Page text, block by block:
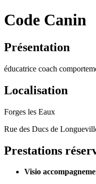
Code Canin
Présentation
éducatrice coach
Localisation
Forges les Eaux
Rue des Ducs de
Prestations
Visio